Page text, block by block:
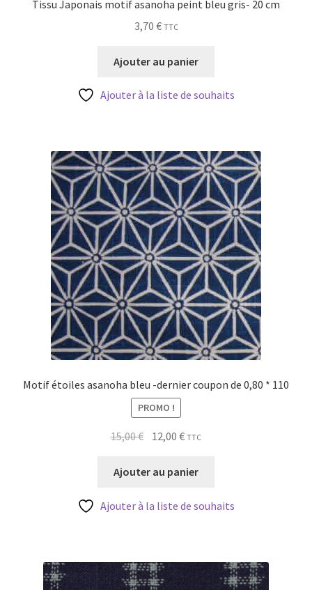
Tissu Japonais motif asanoha peint bleu gris- 20 cm
3,70 € TTC
Ajouter au panier
Ajouter à la liste de souhaits
Motif étoiles asanoha bleu -dernier coupon de 0,80 * 110
PROMO !
15,00€ Le
initial
15,00 €.
12,00€Le
actuel
12,00 €.
TTC
Ajouter au panier
Ajouter à la liste de souhaits